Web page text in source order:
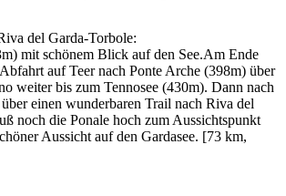
del Garda-Torbole:
mit schönem Blick auf den See.Am Ende
auf Teer nach Ponte Arche (398m) über
weiter bis zum Tennosee (430m). Dann nach
einen wunderbaren Trail nach Riva del
noch die Ponale hoch zum Aussichtspunkt
Aussicht auf den Gardasee. [73 km,